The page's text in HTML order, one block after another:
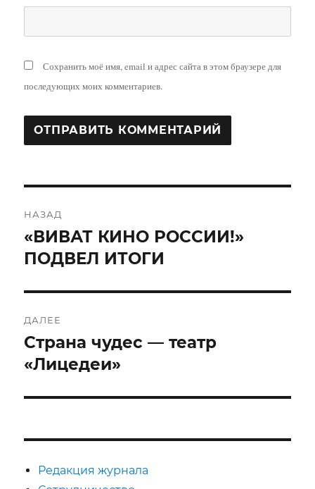
Сохранить моё имя, email и адрес сайта в этом браузере для
последующих моих комментариев.
по
записям
НАЗАД
Предыдущая
запись:
«ВИВАТ КИНО РОССИИ!»
ПОДВЕЛ ИТОГИ
ДАЛЕЕ
Следующая
запись:
Страна чудес — театр
«Лицедеи»
Редакция журнала